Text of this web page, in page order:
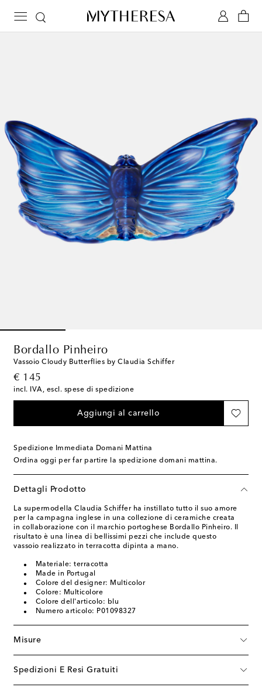
Bordallo Pinheiro
Vassoio Cloudy Butterflies by Claudia Schiffer
€ 145
original price
incl. IVA, escl. spese di spedizione
Aggiungi al carrello
Spedizione Immediata Domani Mattina
Ordina oggi per far partire la spedizione domani mattina.
Dettagli Prodotto
La supermodella Claudia Schiffer ha instillato tutto il suo amore
per la campagna inglese in una collezione di ceramiche creata
in collaborazione con il marchio portoghese Bordallo Pinheiro. Il
risultato è una linea di bellissimi pezzi che include questo
vassoio realizzato in terracotta dipinta a mano.
Materiale: terracotta
Made in Portugal
Colore del designer: Multicolor
Colore: Multicolore
Colore dell'articolo: blu
Numero articolo: P01098327
Misure
Spedizioni E Resi Gratuiti